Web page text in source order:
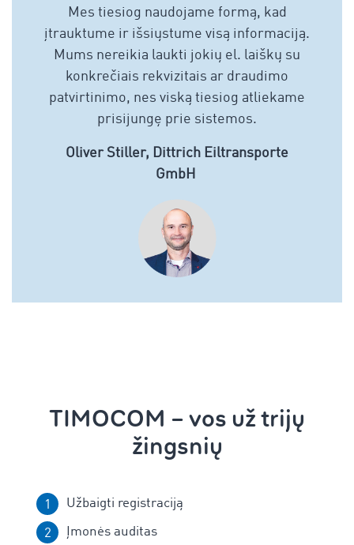
Mes tiesiog naudojame formą, kad
įtrauktume ir išsiųstume visą informaciją.
Mums nereikia laukti jokių el. laiškų su
konkrečiais rekvizitais ar draudimo
patvirtinimo, nes viską tiesiog atliekame
prisijungę prie sistemos.
Oliver Stiller, Dittrich Eiltransporte
GmbH
TIMOCOM – vos už trijų
žingsnių
Užbaigti registraciją
Įmonės auditas